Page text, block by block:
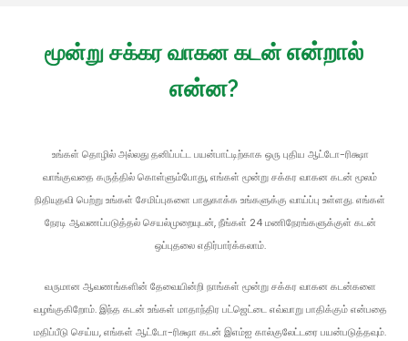
மூன்று சக்கர வாகன கடன்என்றால்
என்ன?
உங்கள் தொழில் அல்லது தனிப்பட்ட பயன்பாட்டிற்காக ஒரு புதிய ஆட்டோ-ரிக்ஷா
வாங்குவதை கருத்தில் கொள்ளும்போது, எங்கள் மூன்று சக்கர வாகன கடன் மூலம்
நிதியுதவி பெற்று உங்கள் சேமிப்புகளை பாதுகாக்க உங்களுக்கு வாய்ப்பு உள்ளது. எங்கள்
நேரடி ஆவணப்படுத்தல் செயல்முறையுடன், நீங்கள் 24 மணிநேரங்களுக்குள் கடன்
ஒப்புதலை எதிர்பார்க்கலாம்.
வருமான ஆவணங்களின் தேவையின்றி நாங்கள் மூன்று சக்கர வாகன கடன்களை
வழங்குகிறோம். இந்த கடன் உங்கள் மாதாந்திர பட்ஜெட்டை எவ்வாறு பாதிக்கும் என்பதை
மதிப்பீடு செய்ய, எங்கள் ஆட்டோ-ரிக்ஷா கடன் இஎம்ஐ கால்குலேட்டரை பயன்படுத்தவும்.